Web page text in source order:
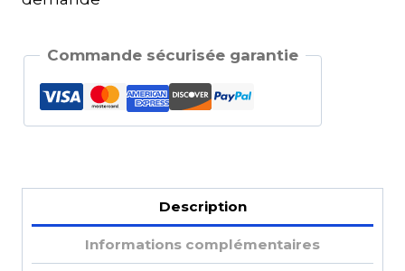
Commande sécurisée garantie
Description
Informations complémentaires